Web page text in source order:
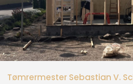
Tømrermester Sebastian V.